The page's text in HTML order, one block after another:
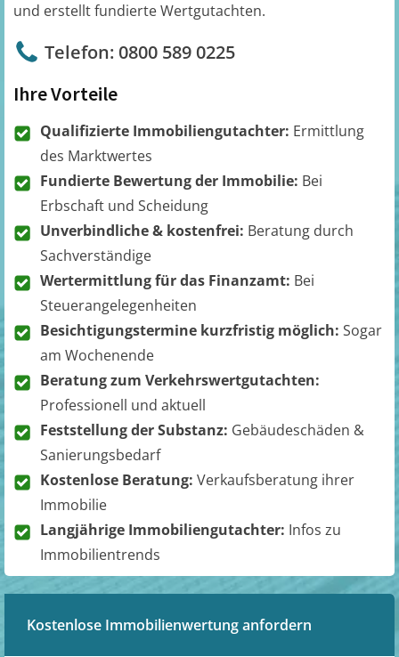
und erstellt fundierte Wertgutachten.
Telefon: 0800 589 0225
Ihre Vorteile
Qualifizierte Immobiliengutachter: Ermittlung
des Marktwertes
Fundierte Bewertung der Immobilie: Bei
Erbschaft und Scheidung
Unverbindliche & kostenfrei: Beratung durch
Sachverständige
Wertermittlung für das Finanzamt: Bei
Steuerangelegenheiten
Besichtigungstermine kurzfristig möglich: Sogar
am Wochenende
Beratung zum Verkehrswertgutachten:
Professionell und aktuell
Feststellung der Substanz: Gebäudeschäden &
Sanierungsbedarf
Kostenlose Beratung: Verkaufsberatung ihrer
Immobilie
Langjährige Immobiliengutachter: Infos zu
Immobilientrends
Kostenlose Immobilienwertung anfordern